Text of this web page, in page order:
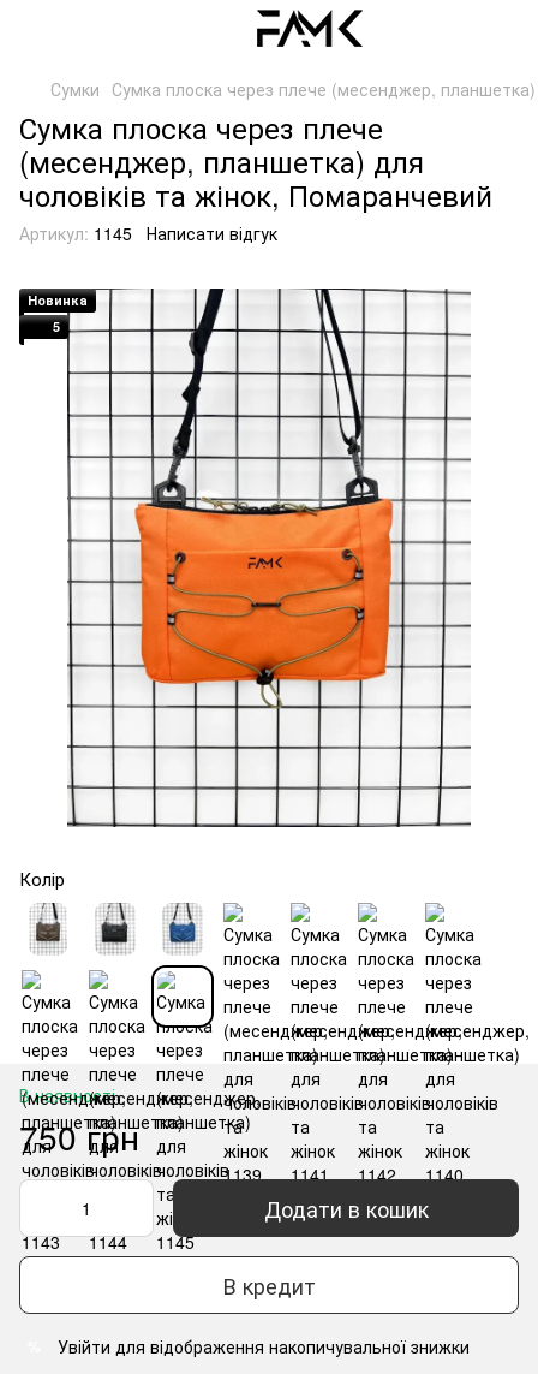
Сумки Сумка плоска через плече (месенджер, планшетка)
Сумка плоска через плече
(месенджер, планшетка) для
чоловіків та жінок, Помаранчевий
Артикул: 1145 Написати відгук
Новинка
5
Колір
В наявності
750 грн
Додати в кошик
В кредит
Увійти для відображення накопичувальної знижки